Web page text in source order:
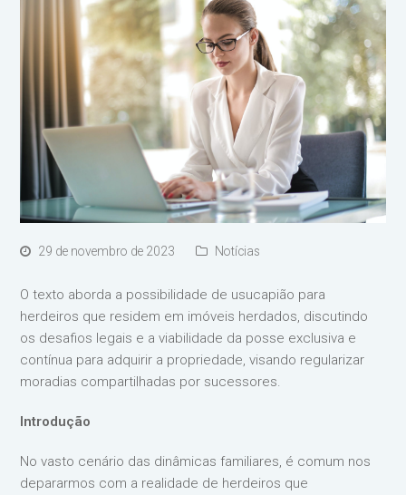
29 de novembro de 2023 Notícias
O texto aborda a possibilidade de usucapião para
herdeiros que residem em imóveis herdados, discutindo
os desafios legais e a viabilidade da posse exclusiva e
contínua para adquirir a propriedade, visando regularizar
moradias compartilhadas por sucessores.
Introdução
No vasto cenário das dinâmicas familiares, é comum nos
depararmos com a realidade de herdeiros que